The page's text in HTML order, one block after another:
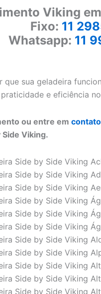
Viking
Fixo: 11
Whatsapp: 11
que sua geladeira
e eficiência
ou entre em contato
Side Viking.
Side by Side Viking
Side by Side Viking
Side by Side Viking
Side by Side Viking
Side by Side Viking
Side by Side Viking
Side by Side Viking
Side by Side Viking
Side by Side Viking
Side by Side Viking
Side by Side Viking